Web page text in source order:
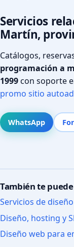
Servicios
Martín,
Catálogos,
programación a
1999con soporte
promo sitio
WhatsApp
También te
Servicios de
Diseño, hosting y
Diseño web para